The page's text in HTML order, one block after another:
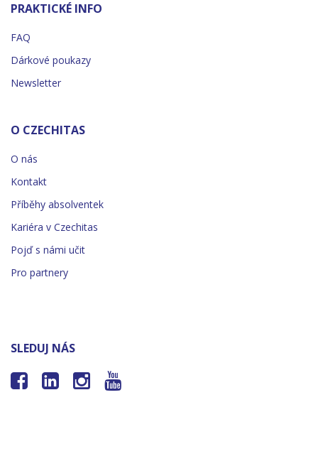
PRAKTICKÉ INFO
FAQ
Dárkové poukazy
Newsletter
O CZECHITAS
O nás
Kontakt
Příběhy absolventek
Kariéra v Czechitas
Pojď s námi učit
Pro partnery
SLEDUJ NÁS
   